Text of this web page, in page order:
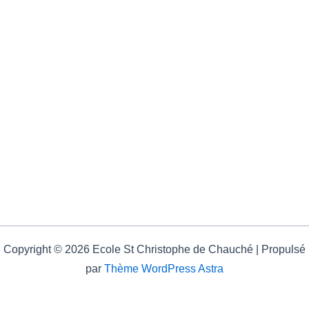
Copyright © 2026 Ecole St Christophe de Chauché | Propulsé
par Thème WordPress Astra